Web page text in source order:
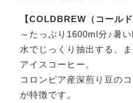
【COLDBREW（コールド
～たっぷり1600ml分♪暑
水でじっくり抽出する、
アイスコーヒー。
コロンビア産深煎り豆の
が特徴です。